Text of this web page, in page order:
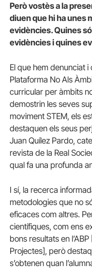
Però vostès a la
diuen que hi ha unes
evidències. Quines
evidències i quines
El que hem denunciat i
Plataforma No Als
curricular per àmbits
demostrin les seves
moviment STEM, els
destaquen els seus
Juan Quílez Pardo,
revista de la Real
qual fa una profunda
I sí, la recerca
metodologies que no
eficaces com altres.
científiques, com ens
bons resultats en
Projectes], però
s’obtenen quan